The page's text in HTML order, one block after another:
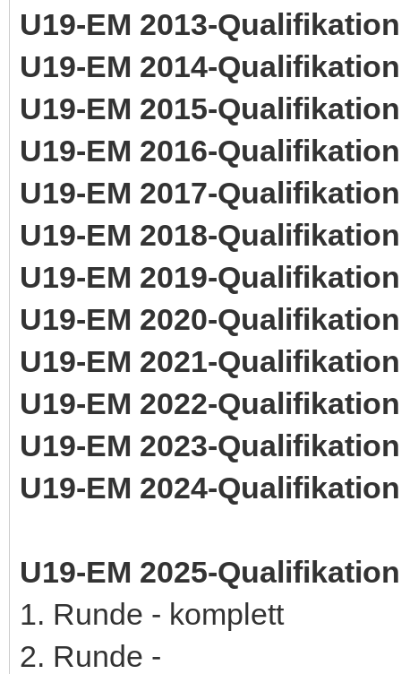
U19-EM 2013-Qualifikation
U19-EM 2014-Qualifikation
U19-EM 2015-Qualifikation
U19-EM 2016-Qualifikation
U19-EM 2017-Qualifikation
U19-EM 2018-Qualifikation
U19-EM 2019-Qualifikation
U19-EM 2020-Qualifikation
U19-EM 2021-Qualifikation
U19-EM 2022-Qualifikation
U19-EM 2023-Qualifikation
U19-EM 2024-Qualifikation
U19-EM 2025-Qualifikation
1. Runde - komplett
2. Runde -